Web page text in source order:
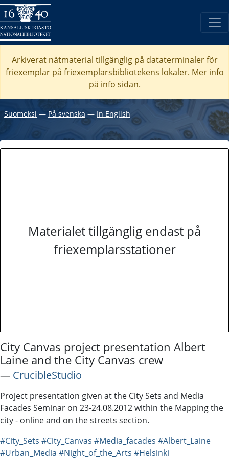
Arkiverat nätmaterial tillgänglig på dataterminaler för
friexemplar på friexemplarsbibliotekens lokaler. Mer info
på info sidan.
Suomeksi ― På svenska ― In English
Materialet tillgänglig endast på
friexemplarsstationer
City Canvas project presentation Albert
Laine and the City Canvas crew
― CrucibleStudio
Project presentation given at the City Sets and Media
Facades Seminar on 23-24.08.2012 within the Mapping the
city - online and on the streets section.
#City_Sets #City_Canvas #Media_facades #Albert_Laine
#Urban_Media #Night_of_the_Arts #Helsinki